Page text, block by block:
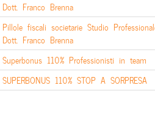
Dott. Franco Brenna
Pillole fiscali societarie Studio
Dott. Franco Brenna
Superbonus 110% Professionisti in team
SUPERBONUS 110% STOP A SORPRESA